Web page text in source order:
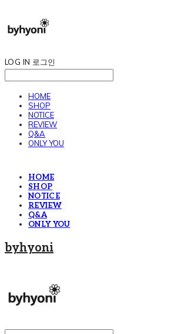
LOG IN 로그인
HOME
SHOP
NOTICE
REVIEW
Q&A
ONLY YOU
HOME
SHOP
NOTICE
REVIEW
Q&A
ONLY YOU
byhyoni